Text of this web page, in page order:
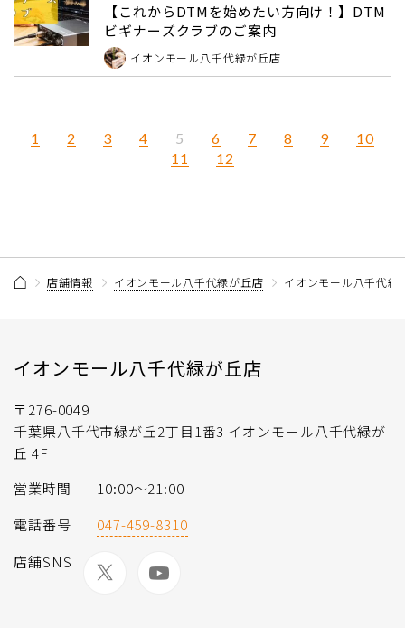
【これからDTMを始めたい方向け！】DTM
ビギナーズクラブのご案内
イオンモール八千代緑が丘店
1 2 3 4 5 6 7 8 9
10
11
12
店舗情報 イオンモール八千代緑が丘店 イオンモール八千代緑
イオンモール八千代緑が丘店
〒276-0049
千葉県八千代市緑が丘2丁目1番3 イオンモール八千代緑が
丘 4F
営業時間
10:00～21:00
電話番号
047-459-8310
店舗SNS